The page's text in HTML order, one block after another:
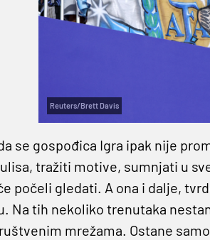
Reuters/Brett Davis
se gospođica Igra ipak nije
tražiti motive, sumnjati u
počeli gledati. A ona i dalje,
Na tih nekoliko trenutaka
mrežama. Ostane